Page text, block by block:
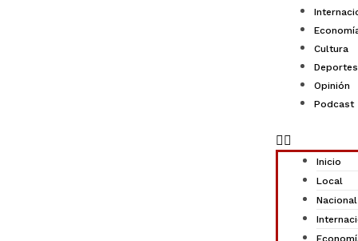
Cultura
Deportes
Opinión
Podcast
Inicio
Local
Nacional